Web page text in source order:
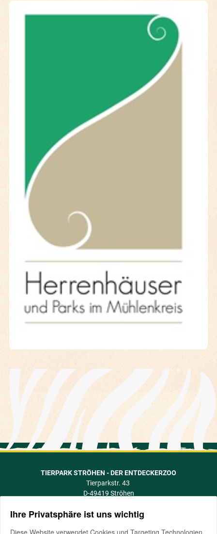
TIERPARK STRÖHEN - DER ENTDECKERZOO
Tierparkstr. 43
D-49419 Ströhen
Telefon +49 5774 505
Ihre Privatsphäre ist uns wichtig
Diese Website verwendet Cookies und Targeting Technologien